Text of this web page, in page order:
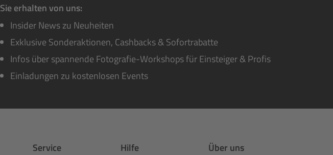
Sie erhalten von uns:
Insider News zu Neuheiten
Exklusive Sonderaktionen, Cashbacks & Sofortrabatte
Infos über spannende Fotografie-Workshops für Einsteiger & Profis
Einladungen zu kostenlosen Events
Service
Hilfe
Über uns